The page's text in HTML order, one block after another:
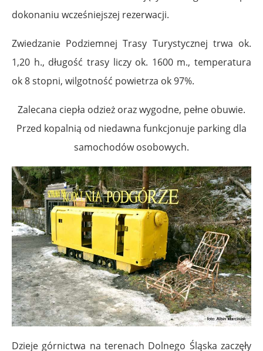
dokonaniu wcześniejszej rezerwacji.
Zwiedzanie Podziemnej Trasy Turystycznej trwa ok.
1,20 h., długość trasy liczy ok. 1600 m., temperatura
ok 8 stopni, wilgotność powietrza ok 97%.
Zalecana ciepła odzież oraz wygodne, pełne obuwie.
Przed kopalnią od niedawna funkcjonuje parking dla
samochodów osobowych.
Dzieje górnictwa na terenach Dolnego Śląska zaczęły